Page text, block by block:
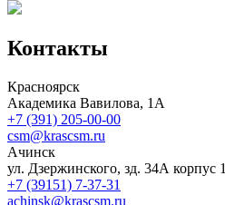
Контакты
Красноярск
Академика Вавилова, 1А
+7 (391) 205-00-00
csm@krascsm.ru
Ачинск
ул. Дзержинского, зд. 34А корпус 1
+7 (39151) 7-37-31
achinsk@krascsm.ru